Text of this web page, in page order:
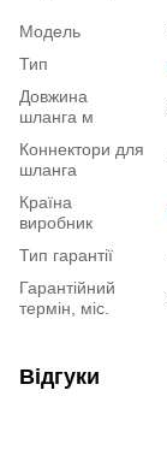
Модель
Тип
Довжина
шланга м
Коннектори для
шланга
Країна
виробник
Тип гарантії
Гарантійний
термін, міс.
Відгуки